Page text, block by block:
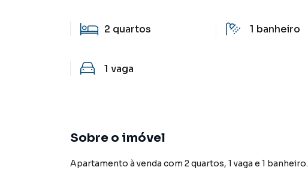
2 quartos 1 banheiro
1 vaga
Sobre o imóvel
Apartamento à venda com 2 quartos, 1 vaga e 1 banheiro.